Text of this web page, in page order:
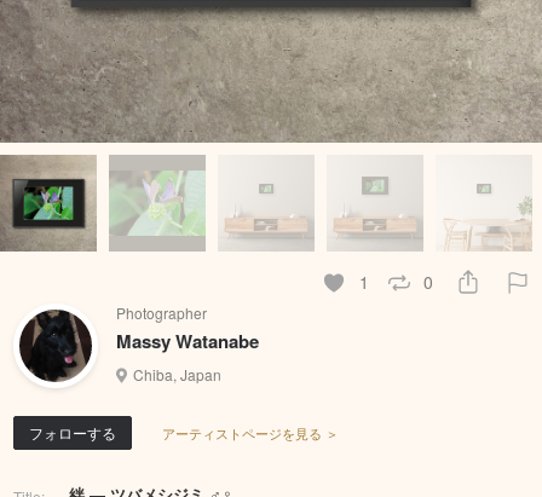
1 0
Photographer
Massy Watanabe
Chiba, Japan
フォローする アーティストページを見る ＞